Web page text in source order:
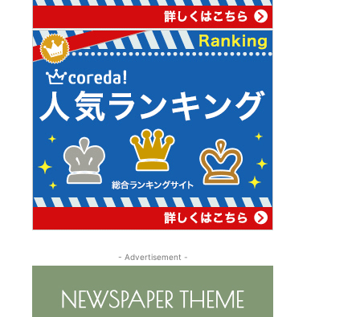
- Advertisement -